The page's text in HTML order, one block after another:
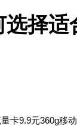
选择适
卡9.9元360g移